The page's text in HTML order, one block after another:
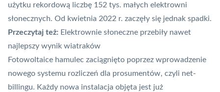
użytku rekordową liczbę 152 tys. małych elektrowni
słonecznych. Od kwietnia 2022 r. zaczęły się jednak spadki.
Przeczytaj też: Elektrownie słoneczne przebiły nawet
najlepszy wynik wiatraków
Fotowoltaice hamulec zaciągnięto poprzez wprowadzenie
nowego systemu rozliczeń dla prosumentów, czyli net-
billingu. Każdy nowa instalacja objęta jest już